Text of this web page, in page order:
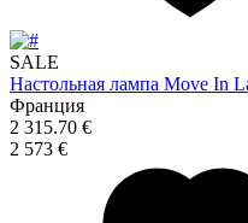
SALE
Настольная лампа Move In
Франция
2 315.70 €
2 573 €